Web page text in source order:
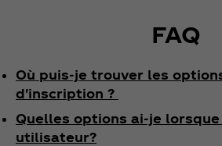
FAQ
Où puis-je trouver les
d'inscription ?
Quelles options ai-je
utilisateur?